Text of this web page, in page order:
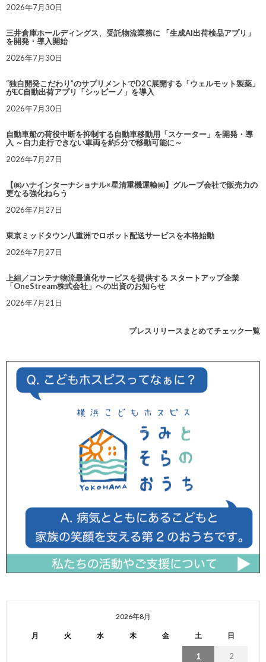
2026年7月30日
三井倉庫ホールディングス、受託物流業務に 「生成AI出荷検品アプリ」
を開発・導入開始
2026年7月30日
“独自開発こだわり”のサプリメントでD2C展開する「ウェルモット製薬」
がEC自動出荷アプリ「シッピーノ」を導入
2026年7月30日
自動車船の荷役中断を抑制する自動車移動用「スケーター」を開発・導
入 ～自力走行できない車両を約5分で移動可能に～
2026年7月27日
【㈱ハナインターナショナル×星清重機運輸㈱】グループ会社で販売力の
更なる強化ねらう
2026年7月27日
東京ミッドタウン八重洲でロボット配送サービスを本格始動
2026年7月27日
上組／コンテナ物流最適化サービスを提供する スタートアップ企業
「OneStream株式会社」への出資のお知らせ
2026年7月21日
プレスリリースまとめてチェック一覧
2026年8月
月 火 水 木 金 土 日
1 2